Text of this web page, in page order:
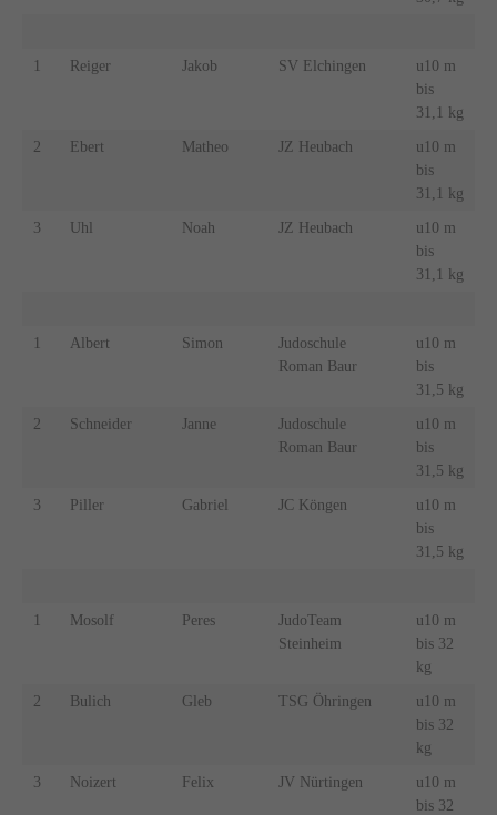
1 Reiger Jakob SV Elchingen
u10 m
bis
31,1 kg
2 Ebert Matheo JZ Heubach
u10 m
bis
31,1 kg
3 Uhl Noah JZ Heubach
u10 m
bis
31,1 kg
1 Albert Simon
Judoschule
Roman Baur
u10 m
bis
31,5 kg
2 Schneider Janne
Judoschule
Roman Baur
u10 m
bis
31,5 kg
3 Piller Gabriel JC Köngen
u10 m
bis
31,5 kg
1 Mosolf Peres
JudoTeam
Steinheim
u10 m
bis 32
kg
2 Bulich Gleb TSG Öhringen
u10 m
bis 32
kg
3 Noizert Felix JV Nürtingen
u10 m
bis 32